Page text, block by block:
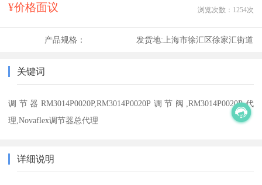
¥价格面议 浏览次数： 1254次
产品规格： 发货地:上海市徐汇区徐家汇街道
关键词
调节器RM3014P0020P,RM3014P0020P调节阀,RM3014P0020P代
理,Novaflex调节器总代理
详细说明